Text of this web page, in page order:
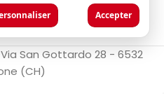
San Gottardo 28 - 6532
(CH)
Accepter